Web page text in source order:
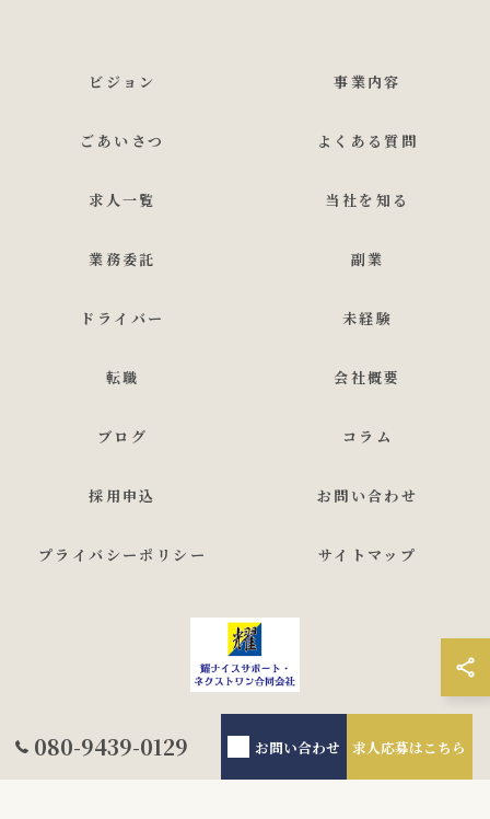
080-9439-0129 お問い合わせ 求人応募はこちら
ビジョン 事業内容
ごあいさつ よくある質問
求人一覧 当社を知る
業務委託 副業
ドライバー 未経験
転職 会社概要
ブログ コラム
採用申込 お問い合わせ
プライバシーポリシー サイトマップ
© 2026 東京で軽貨物の求人なら耀ナイスサポート・ネクストワン合同会社 ALL
RIGHTS RESERVED.